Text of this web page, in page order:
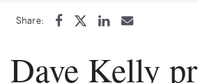
Share:
Dave Kelly